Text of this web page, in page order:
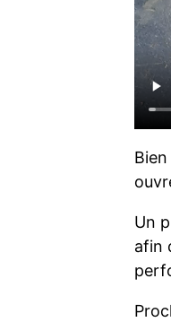
Un
afin